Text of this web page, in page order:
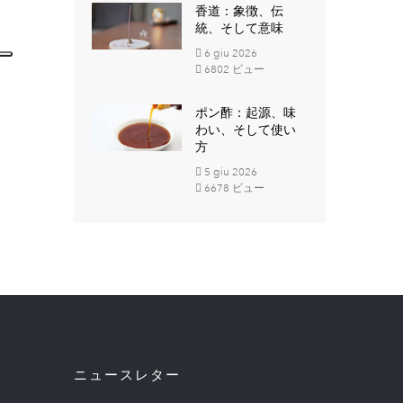
香道：象徴、伝
統、そして意味
6 giu 2026
6802 ビュー
ポン酢：起源、味
わい、そして使い
方
5 giu 2026
6678 ビュー
ニュースレター